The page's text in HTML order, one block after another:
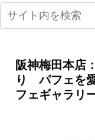
阪神梅田本店
り パフェを
フェギャラリ